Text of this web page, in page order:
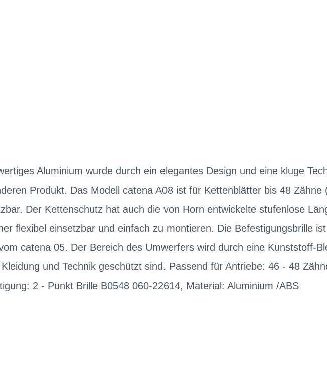
Aluminium wurde durch ein elegantes Design und eine kluge
Produkt. Das Modell catena A08 ist für Kettenblätter bis 48 Zähne
Der Kettenschutz hat auch die von Horn entwickelte stufenlose
flexibel einsetzbar und einfach zu montieren. Die Befestigungsbrille
catena 05. Der Bereich des Umwerfers wird durch eine Kunststoff-
und Technik geschützt sind. Passend für Antriebe: 46 - 48
2 - Punkt Brille B0548 060-22614, Material: Aluminium /ABS